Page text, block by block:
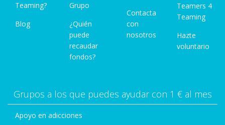
Teaming?
Blog
Grupo
¿Quién
puede
recaudar
fondos?
Contacta
con
nosotros
Teamers 4
Teaming
Hazte
voluntario
Grupos a los que puedes ayudar con 1 € al mes
Apoyo en adicciones